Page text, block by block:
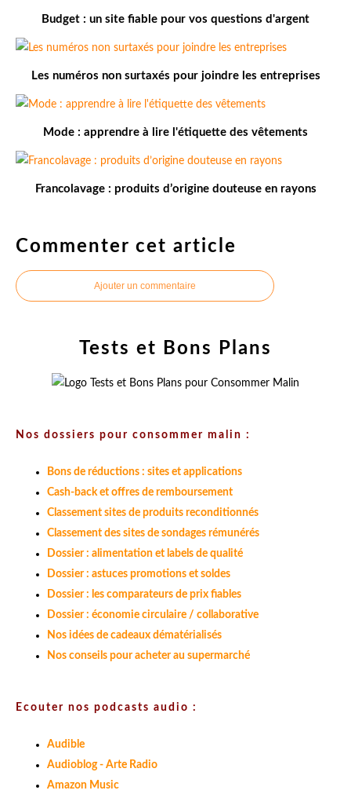
Budget : un site fiable pour vos questions d'argent
Les numéros non surtaxés pour joindre les entreprises
Mode : apprendre à lire l'étiquette des vêtements
Francolavage : produits d’origine douteuse en rayons
Commenter cet article
Ajouter un commentaire
Tests et Bons Plans
Nos dossiers pour consommer malin :
Bons de réductions : sites et applications
Cash-back et offres de remboursement
Classement sites de produits reconditionnés
Classement des sites de sondages rémunérés
Dossier : alimentation et labels de qualité
Dossier : astuces promotions et soldes
Dossier : les comparateurs de prix fiables
Dossier : économie circulaire / collaborative
Nos idées de cadeaux dématérialisés
Nos conseils pour acheter au supermarché
Ecouter nos podcasts audio :
Audible
Audioblog - Arte Radio
Amazon Music